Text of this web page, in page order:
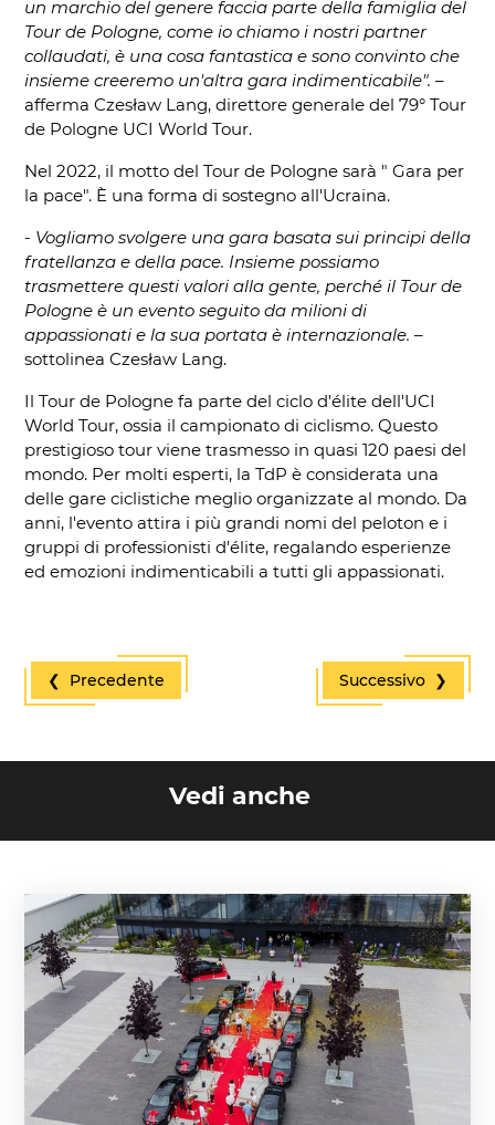
un marchio del genere faccia parte della famiglia del
Tour de Pologne, come io chiamo i nostri partner
collaudati, è una cosa fantastica e sono convinto che
insieme creeremo un'altra gara indimenticabile". –
afferma Czesław Lang, direttore generale del 79° Tour
de Pologne UCI World Tour.
Nel 2022, il motto del Tour de Pologne sarà " Gara per
la pace". È una forma di sostegno all'Ucraina.
- Vogliamo svolgere una gara basata sui principi della
fratellanza e della pace. Insieme possiamo
trasmettere questi valori alla gente, perché il Tour de
Pologne è un evento seguito da milioni di
appassionati e la sua portata è internazionale. –
sottolinea Czesław Lang.
Il Tour de Pologne fa parte del ciclo d'élite dell'UCI
World Tour, ossia il campionato di ciclismo. Questo
prestigioso tour viene trasmesso in quasi 120 paesi del
mondo. Per molti esperti, la TdP è considerata una
delle gare ciclistiche meglio organizzate al mondo. Da
anni, l'evento attira i più grandi nomi del peloton e i
gruppi di professionisti d'élite, regalando esperienze
ed emozioni indimenticabili a tutti gli appassionati.
❮ Precedente Successivo ❯
Vedi anche